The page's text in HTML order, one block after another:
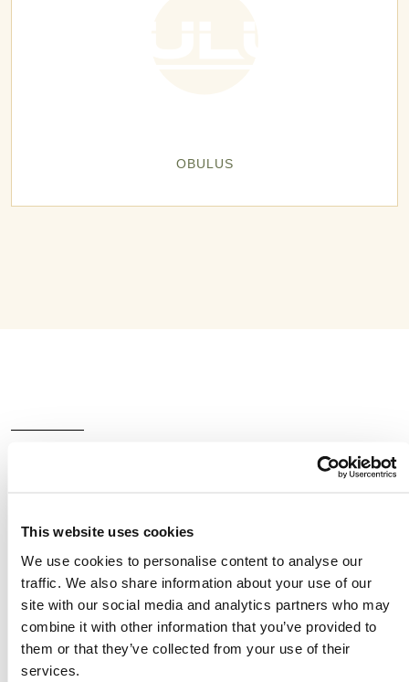
This website uses cookies
We use cookies to personalise content to analyse our
traffic. We also share information about your use of our
site with our social media and analytics partners who may
combine it with other information that you’ve provided to
them or that they’ve collected from your use of their
services.
OBULUS
Una empresa global en
la que puede confiar.
Su alternativa significa productos de alta
calidad a precios competitivos, siempre. El
éxito de nuestros clientes es nuestro éxito, e
invertimos continuamente en productos